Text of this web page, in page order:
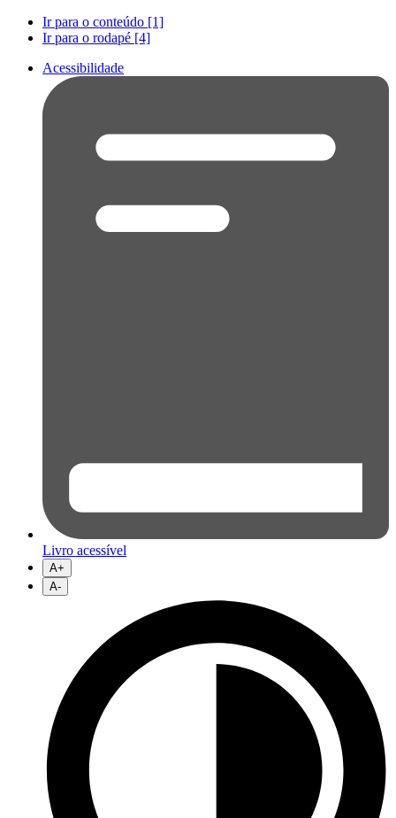
Ir para o conteúdo [1]
Ir para o rodapé [4]
Acessibilidade
Livro acessível
A+
A-